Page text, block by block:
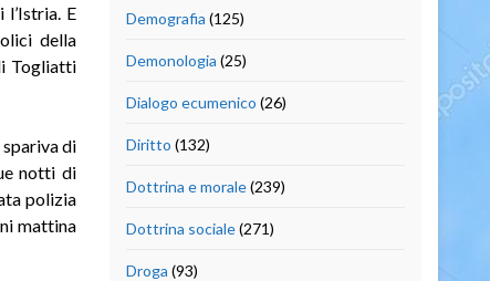
E
della
Togliatti
di
notti di
polizia
mattina
Demografia (125)
Demonologia (25)
Dialogo ecumenico (26)
Diritto (132)
Dottrina e morale(239)
Dottrina sociale(271)
Droga (93)